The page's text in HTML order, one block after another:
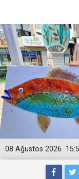
08 Ağustos 2026